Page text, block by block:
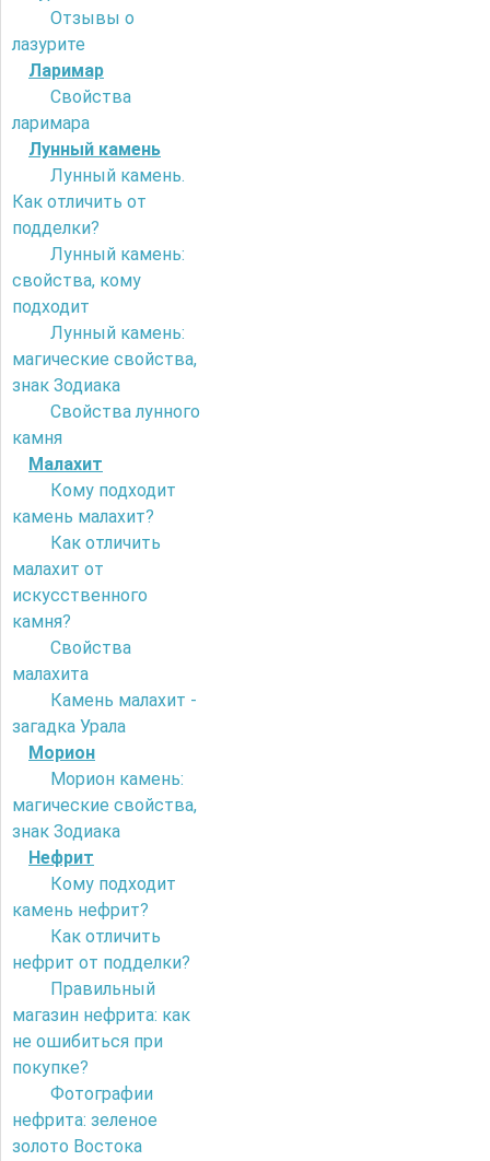
Отзывы о
лазурите
Ларимар
Свойства
ларимара
Лунный камень
Лунный камень.
Как отличить от
подделки?
Лунный камень:
свойства, кому
подходит
Лунный камень:
магические свойства,
знак Зодиака
Свойства лунного
камня
Малахит
Кому подходит
камень малахит?
Как отличить
малахит от
искусственного
камня?
Свойства
малахита
Камень малахит -
загадка Урала
Морион
Морион камень:
магические свойства,
знак Зодиака
Нефрит
Кому подходит
камень нефрит?
Как отличить
нефрит от подделки?
Правильный
магазин нефрита: как
не ошибиться при
покупке?
Фотографии
нефрита: зеленое
золото Востока